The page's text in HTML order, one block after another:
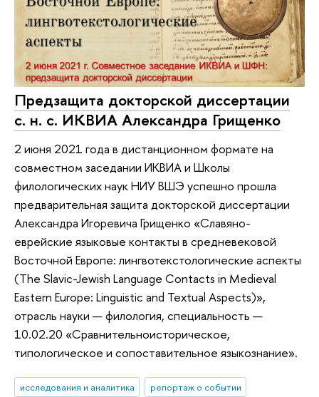
Предзащита докторской диссертации
с. н. с. ИКВИА Александра Грищенко
2 июня 2021 года в дистанционном формате на
совместном заседании ИКВИА и Школы
филологических наук НИУ ВШЭ успешно прошла
предварительная защита докторской диссертации
Александра Игоревича Грищенко «Славяно-
еврейские языковые контакты в средневековой
Восточной Европе: лингвотекстологические аспекты
(The Slavic-Jewish Language Contacts in Medieval
Eastern Europe: Linguistic and Textual Aspects)»,
отрасль науки — филология, специальность —
10.02.20 «Сравнительноисторическое,
типологическое и сопоставительное языкознание».
исследования и аналитика репортаж о событии